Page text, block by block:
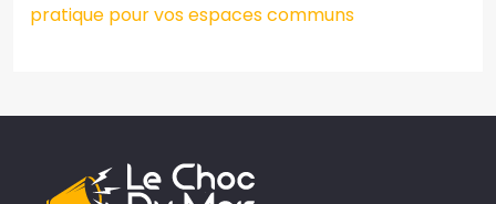
pratique pour vos espaces communs